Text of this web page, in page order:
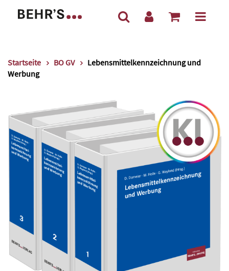
Startseite BO GV
Lebensmittelkennzeichnung und
Werbung